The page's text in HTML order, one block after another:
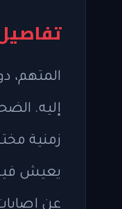
المتهم،
إليه.
زمنية
عن إصابات